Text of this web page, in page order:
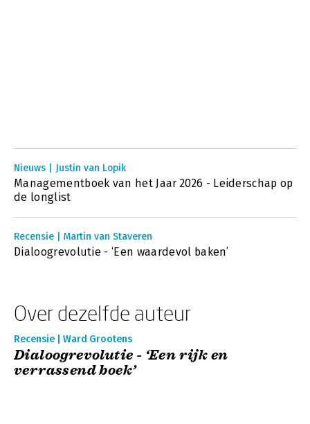
Nieuws | Justin van Lopik
Managementboek van het Jaar 2026 - Leiderschap op
de longlist
Recensie | Martin van Staveren
Dialoogrevolutie - ‘Een waardevol baken’
Over dezelfde auteur
Recensie | Ward Grootens
Dialoogrevolutie - ‘Een rijk en
verrassend boek’